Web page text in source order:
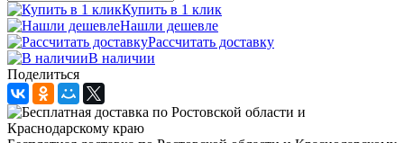
Купить в 1 клик
Нашли дешевле
Рассчитать доставку
В наличии
Поделиться